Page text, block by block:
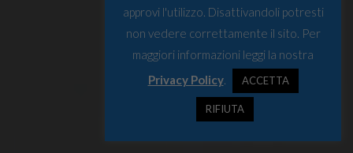
approvi l'utilizzo. Disattivandoli potresti
non vedere correttamente il sito. Per
maggiori informazioni leggi la nostra
Privacy Policy. ACCETTA
RIFIUTA